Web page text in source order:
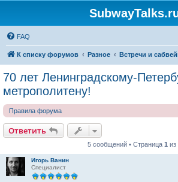
FAQ
К списку форумов Разное Встречи и
70 лет Ленинградскому-
метрополитену!
Правила форума
Ответить
5 сообщений • Страница 1 из
Игорь Ванин
Специалист